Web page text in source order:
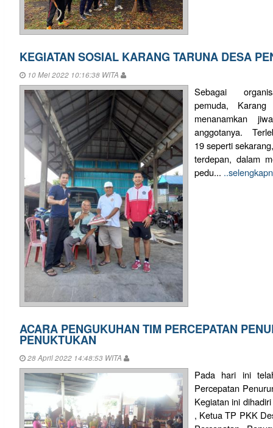
KEGIATAN SOSIAL KARANG TARUNA DESA
10 Mei 2022 10:16:38 WITA
Sebagai
pemuda,
menanamkan
anggotanya.
19 seperti
terdepan, dalam
pedu...
ACARA PENGUKUHAN TIM PERCEPATAN
PENUKTUKAN
28 April 2022 14:48:53 WITA
Pada hari ini
Percepatan
Kegiatan ini
, Ketua TP PKK